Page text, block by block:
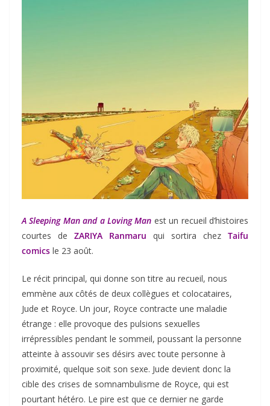
A Sleeping Man and a Loving Man est un recueil d’histoires
courtes de ZARIYA Ranmaru qui sortira chez Taifu
comics le 23 août.
Le récit principal, qui donne son titre au recueil, nous
emmène aux côtés de deux collègues et colocataires,
Jude et Royce. Un jour, Royce contracte une maladie
étrange : elle provoque des pulsions sexuelles
irrépressibles pendant le sommeil, poussant la personne
atteinte à assouvir ses désirs avec toute personne à
proximité, quelque soit son sexe. Jude devient donc la
cible des crises de somnambulisme de Royce, qui est
pourtant hétéro. Le pire est que ce dernier ne garde